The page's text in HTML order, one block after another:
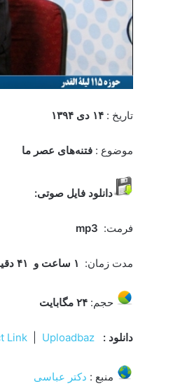
تاریخ : ۱۴ دی ۱۳۹۴
موضوع : فتنه‌های عصر ما
دانلود فایل صوتی:
فرمت: mp3
مدت زمان:
حجم: ۲۴ مگابایت
دانلود : Link Uploadbaz
منبع : دکتر عباسی